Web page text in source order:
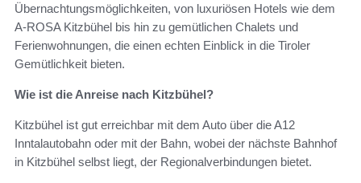
Übernachtungsmöglichkeiten, von luxuriösen Hotels wie dem
A-ROSA Kitzbühel bis hin zu gemütlichen Chalets und
Ferienwohnungen, die einen echten Einblick in die Tiroler
Gemütlichkeit bieten.
Wie ist die Anreise nach Kitzbühel?
Kitzbühel ist gut erreichbar mit dem Auto über die A12
Inntalautobahn oder mit der Bahn, wobei der nächste Bahnhof
in Kitzbühel selbst liegt, der Regionalverbindungen bietet.